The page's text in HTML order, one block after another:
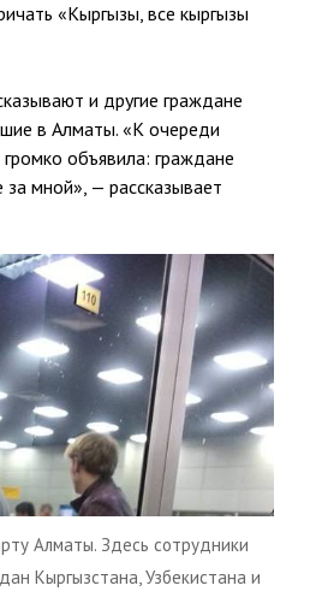
«Кыргызы, все кыргызы
и другие граждане
в Алматы. «К очереди
объявила: граждане
мной», — рассказывает
Алматы. Здесь сотрудники
Кыргызстана, Узбекистана и